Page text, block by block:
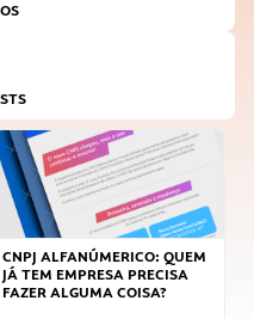
CNPJ ALFANÚMERICO: QUEM
JÁ TEM EMPRESA PRECISA
FAZER ALGUMA COISA?